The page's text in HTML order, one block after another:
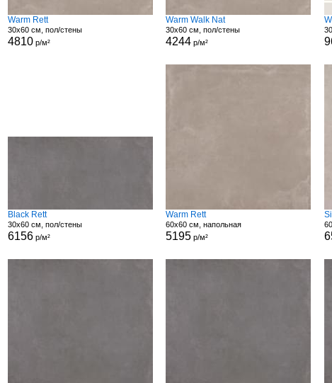
Warm Rett
30x60 см, пол/стены
4810р/м²
Warm Walk Nat
30x60 см, пол/стены
4244 р/м²
Black Rett
30x60 см, пол/стены
6156р/м²
Warm Rett
60x60 см, напольная
5195 р/м²